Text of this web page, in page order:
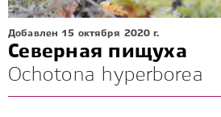
Добавлен 15 октября 2020 г.
Северная пищуха
Ochotona hyperborea